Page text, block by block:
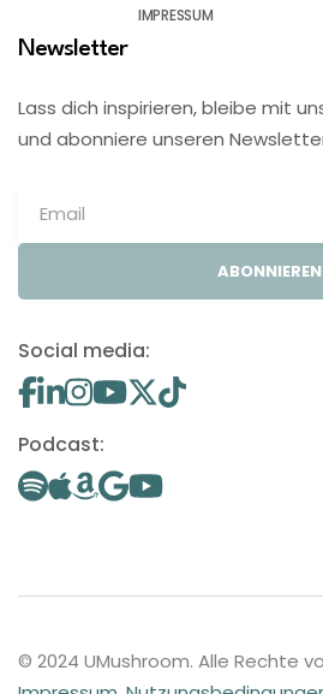
IMPRESSUM
Newsletter
Lass dich inspirieren, bleibe mit
und abonniere unseren
ABONNIEREN
Social media:
Podcast:
© 2024 UMushroom. Alle Rechte